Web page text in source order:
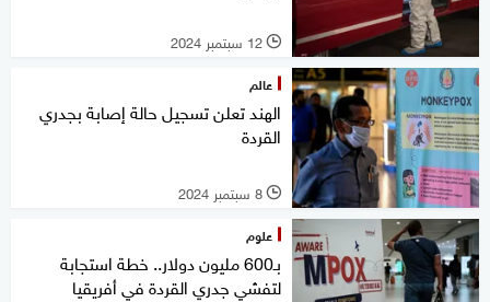
l 12 سبتمبر 2024
عالم
الهند تعلن تسجيل حالة إصابة بجدري
القردة
l 8 سبتمبر 2024
علوم
بـ600 مليون دولار.. خطة استجابة
لتفشي جدري القردة في أفريقيا